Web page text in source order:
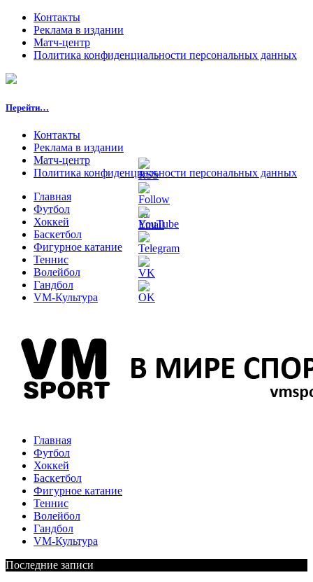
Контакты
Реклама в издании
Матч-центр
Политика конфиденциальности персональных данных
Перейти…
Контакты
Реклама в издании
Матч-центр
Политика конфиденциальности персональных данных
Главная
Футбол
Хоккей
Баскетбол
Фигурное катание
Теннис
Волейбол
Гандбол
VM-Культура
Главная
Футбол
Хоккей
Баскетбол
Фигурное катание
Теннис
Волейбол
Гандбол
VM-Культура
Последние записи